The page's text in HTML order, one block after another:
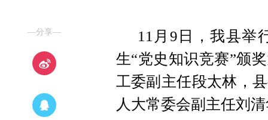
—分享—
11月9日，我县举
生“党史知识竞赛”颁
工委副主任段太林，
人大常委会副主任刘